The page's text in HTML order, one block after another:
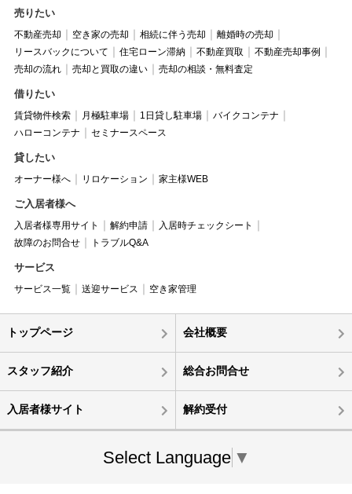
売りたい
不動産売却 空き家の売却 相続に伴う売却
離婚時の売却
リースバックについて
住宅ローン滞納 不動産買取
不動産売却事例
売却の流れ
売却と買取の違い 売却の相談・無料査定
借りたい
賃貸物件検索 月極駐車場 1日貸し駐車場
バイクコンテナ
ハローコンテナ
セミナースペース
貸したい
オーナー様へ リロケーション 家主様WEB
ご入居者様へ
入居者様専用サイト 解約申請
入居時チェックシート
故障のお問合せ
トラブルQ&A
サービス
サービス一覧 送迎サービス 空き家管理
トップページ 会社概要
スタッフ紹介 総合お問合せ
入居者様サイト 解約受付
Select Language ▼